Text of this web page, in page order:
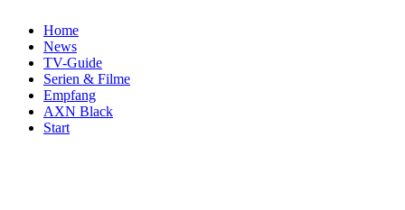
Home
News
TV-Guide
Serien & Filme
Empfang
AXN Black
Start